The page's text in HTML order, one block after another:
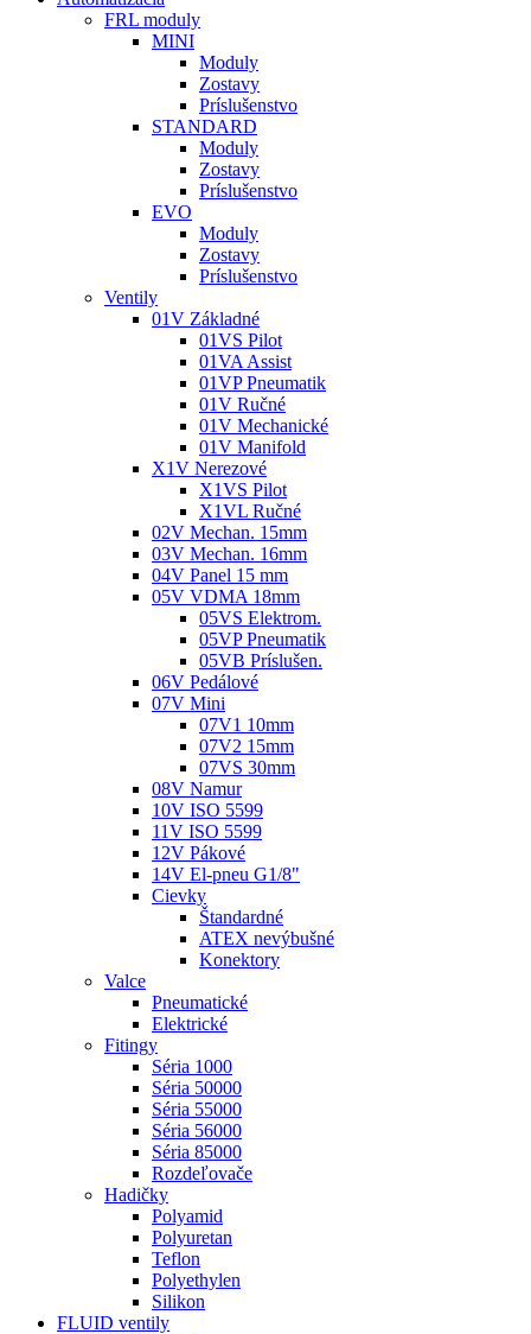
FRL moduly
MINI
Moduly
Zostavy
Príslušenstvo
STANDARD
Moduly
Zostavy
Príslušenstvo
EVO
Moduly
Zostavy
Príslušenstvo
Ventily
01V Základné
01VS Pilot
01VA Assist
01VP Pneumatik
01V Ručné
01V Mechanické
01V Manifold
X1V Nerezové
X1VS Pilot
X1VL Ručné
02V Mechan. 15mm
03V Mechan. 16mm
04V Panel 15 mm
05V VDMA 18mm
05VS Elektrom.
05VP Pneumatik
05VB Príslušen.
06V Pedálové
07V Mini
07V1 10mm
07V2 15mm
07VS 30mm
08V Namur
10V ISO 5599
11V ISO 5599
12V Pákové
14V El-pneu G1/8"
Cievky
Štandardné
ATEX nevýbušné
Konektory
Valce
Pneumatické
Elektrické
Fitingy
Séria 1000
Séria 50000
Séria 55000
Séria 56000
Séria 85000
Rozdeľovače
Hadičky
Polyamid
Polyuretan
Teflon
Polyethylen
Silikon
FLUID ventily